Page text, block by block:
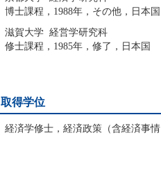
博士課程，1988年，その他，日本国
滋賀大学 経営学研究科
修士課程，1985年，修了，日本国
取得学位
経済学修士，経済政策（含経済事